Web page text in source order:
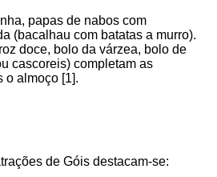
papas de nabos com
(bacalhau com batatas a murro).
doce, bolo da várzea, bolo de
cascoreis) completam as
o almoço [1].
de Góis destacam-se: